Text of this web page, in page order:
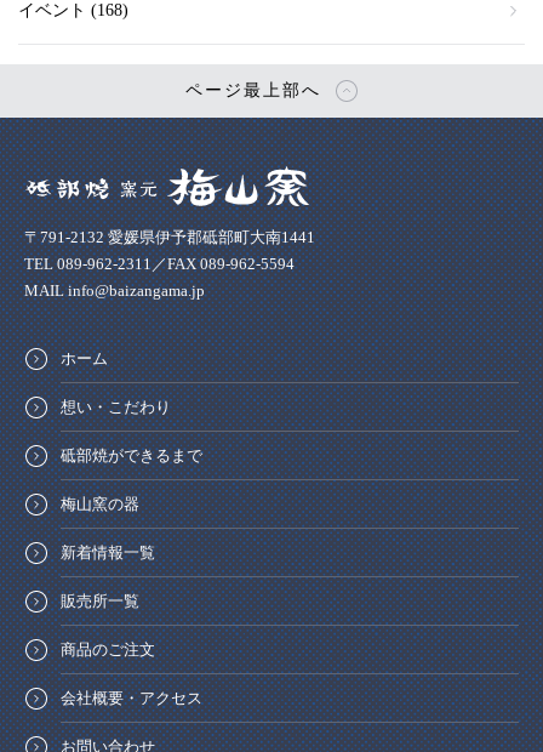
イベント (168)
ページ最上部へ
〒791-2132 愛媛県伊予郡砥部町大南1441
TEL 089-962-2311／FAX 089-962-5594
MAIL info@baizangama.jp
ホーム
想い・こだわり
砥部焼ができるまで
梅山窯の器
新着情報一覧
販売所一覧
商品のご注文
会社概要・アクセス
お問い合わせ